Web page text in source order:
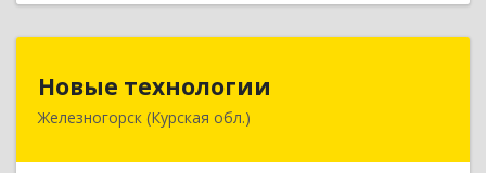
Новые технологии
Железногорск (Курская обл.)
307170, Курская обл, Железногорский р-н,